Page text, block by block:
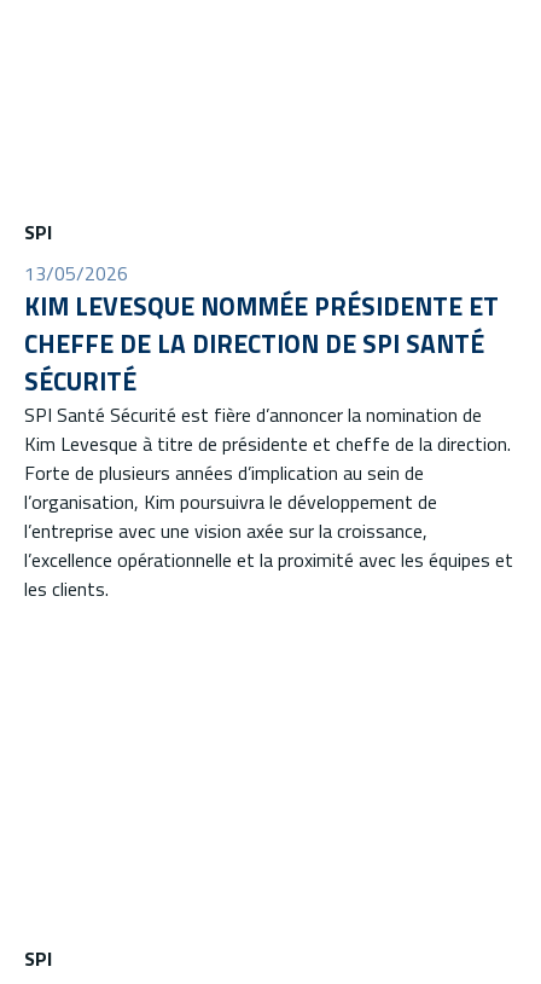
SPI
13/05/2026
KIM LEVESQUE NOMMÉE PRÉSIDENTE ET
CHEFFE DE LA DIRECTION DE SPI SANTÉ
SÉCURITÉ
SPI Santé Sécurité est fière d’annoncer la nomination de
Kim Levesque à titre de présidente et cheffe de la direction.
Forte de plusieurs années d’implication au sein de
l’organisation, Kim poursuivra le développement de
l’entreprise avec une vision axée sur la croissance,
l’excellence opérationnelle et la proximité avec les équipes et
les clients.
SPI